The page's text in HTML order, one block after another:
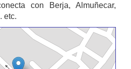
con Berja, Almuñecar,
etc.